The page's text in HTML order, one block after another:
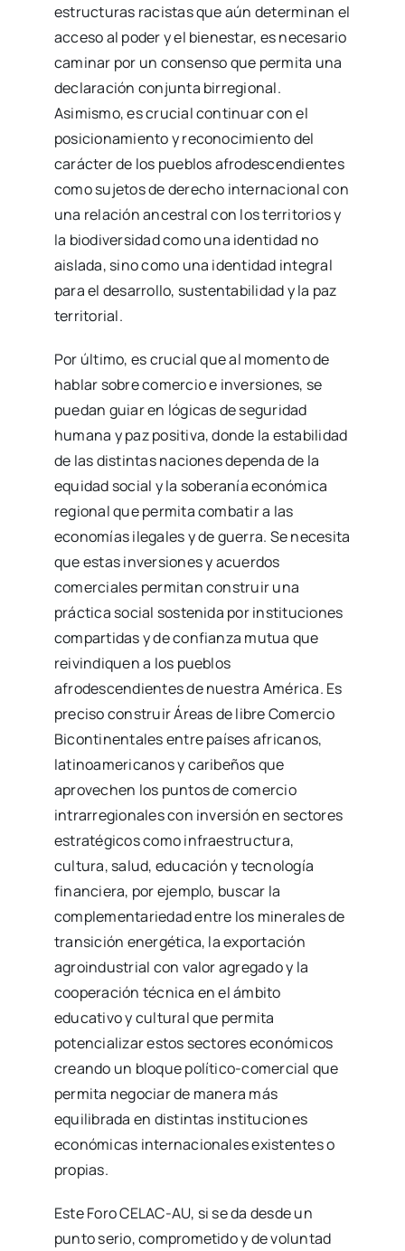
estructuras racistas que aún determinan el
acceso al poder y el bienestar, es necesario
caminar por un consenso que permita una
declaración conjunta birregional.
Asimismo, es crucial continuar con el
posicionamiento y reconocimiento del
carácter de los pueblos afrodescendientes
como sujetos de derecho internacional con
una relación ancestral con los territorios y
la biodiversidad como una identidad no
aislada, sino como una identidad integral
para el desarrollo, sustentabilidad y la paz
territorial.
Por último, es crucial que al momento de
hablar sobre comercio e inversiones, se
puedan guiar en lógicas de seguridad
humana y paz positiva, donde la estabilidad
de las distintas naciones dependa de la
equidad social y la soberanía económica
regional que permita combatir a las
economías ilegales y de guerra. Se necesita
que estas inversiones y acuerdos
comerciales permitan construir una
práctica social sostenida por instituciones
compartidas y de confianza mutua que
reivindiquen a los pueblos
afrodescendientes de nuestra América. Es
preciso construir Áreas de libre Comercio
Bicontinentales entre países africanos,
latinoamericanos y caribeños que
aprovechen los puntos de comercio
intrarregionales con inversión en sectores
estratégicos como infraestructura,
cultura, salud, educación y tecnología
financiera, por ejemplo, buscar la
complementariedad entre los minerales de
transición energética, la exportación
agroindustrial con valor agregado y la
cooperación técnica en el ámbito
educativo y cultural que permita
potencializar estos sectores económicos
creando un bloque político-comercial que
permita negociar de manera más
equilibrada en distintas instituciones
económicas internacionales existentes o
propias.
Este Foro CELAC-AU, si se da desde un
punto serio, comprometido y de voluntad